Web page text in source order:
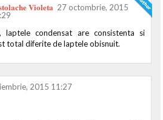
Violeta 27 octombrie, 2015
laptele condensat are consistenta si
total diferite de laptele obisnuit.
2015 11:27